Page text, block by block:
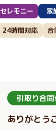
セレモニー 家
24時間対応 合
引取り合
ありがとう